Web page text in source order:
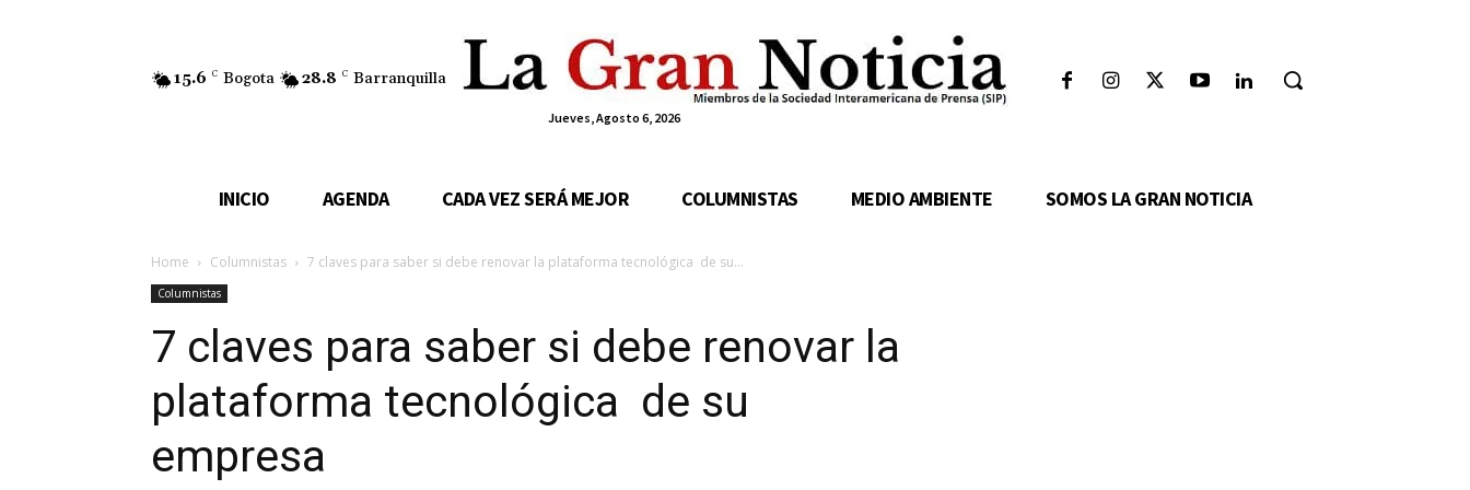
15.6 C Bogota 28.8 C Barranquilla
Jueves, Agosto 6, 2026
INICIO AGENDA CADA VEZ SERÁ MEJOR COLUMNISTAS MEDIO AMBIENTE SOMOS LA GRAN NOTICIA
Home Columnistas 7 claves para saber si debe renovar la plataforma tecnológica de su...
Columnistas
7 claves para saber si debe renovar la
plataforma tecnológica de su
empresa